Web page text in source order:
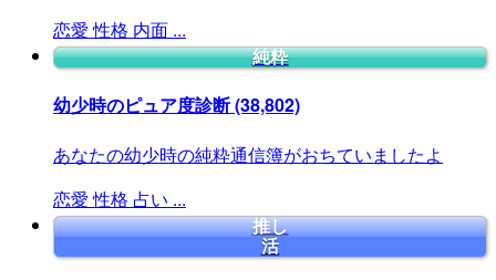
恋愛 性格 内面 ...
純粋
幼少時のピュア度診断(38,802)
あなたの幼少時の純粋通信簿がおちていましたよ
恋愛 性格 占い ...
推し
活